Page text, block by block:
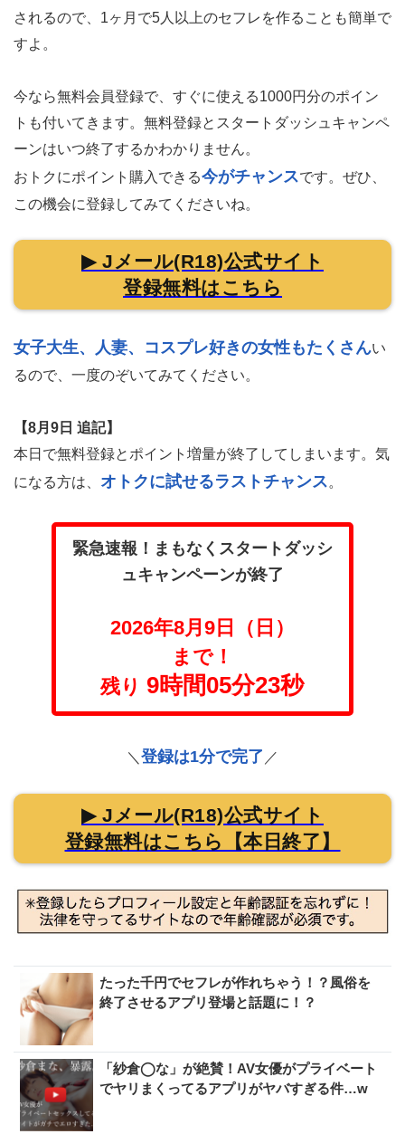
されるので、1ヶ月で5人以上のセフレを作ることも簡単で
すよ。
今なら無料会員登録で、すぐに使える1000円分のポイン
トも付いてきます。 無料登録とスタートダッシュキャンペ
ーンはいつ終了するかわかりません。
おトクにポイント購入できる今がチャンスです。ぜひ、
この機会に登録してみてくださいね。
▶ Jメール(R18)公式サイト
登録無料はこちら
女子大生、人妻、コスプレ好きの女性もたくさんい
るので、一度のぞいてみてください。
【8月9日 追記】
本日で無料登録とポイント増量が終了してしまいます。気
になる方は、 オトクに試せるラストチャンス。
緊急速報！まもなくスタートダッシ
ュキャンペーンが終了
2026年8月9日（日）
まで！
残り 9時間05分22秒
＼ 登録は1分で完了 ／
▶ Jメール(R18)公式サイト
登録無料はこちら【本日終了】
たった千円でセフレが作れちゃう！？風俗を
終了させるアプリ登場と話題に！？
「紗倉◯な」が絶賛！AV女優がプライベート
でヤリまくってるアプリがヤバすぎる件…w